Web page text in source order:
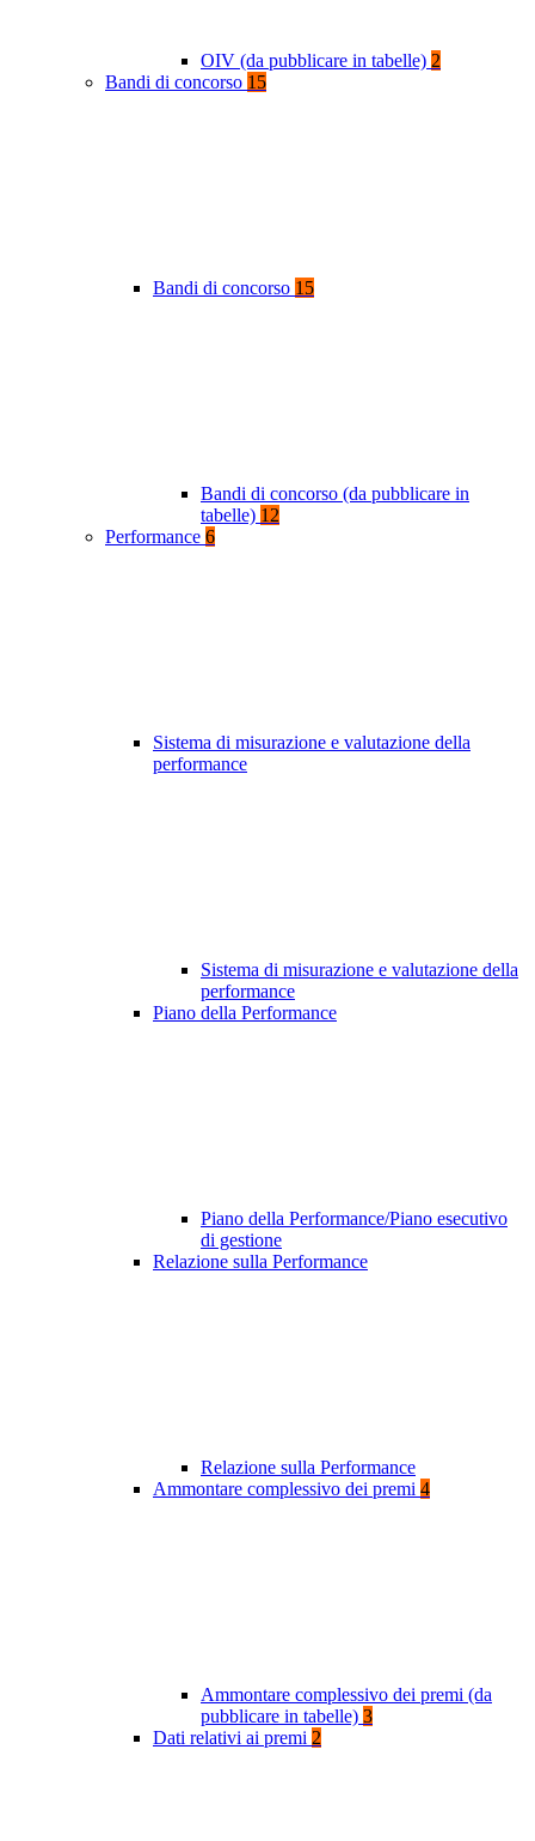
OIV (da pubblicare in tabelle) 2
Bandi di concorso 15
Bandi di concorso 15
Bandi di concorso (da pubblicare in
tabelle) 12
Performance 6
Sistema di misurazione e valutazione della
performance
Sistema di misurazione e valutazione della
performance
Piano della Performance
Piano della Performance/Piano esecutivo
di gestione
Relazione sulla Performance
Relazione sulla Performance
Ammontare complessivo dei premi 4
Ammontare complessivo dei premi (da
pubblicare in tabelle) 3
Dati relativi ai premi 2